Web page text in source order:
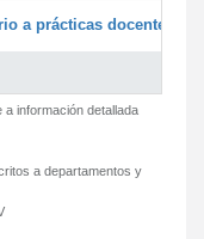
a prácticas docentes y
información detallada
a departamentos y